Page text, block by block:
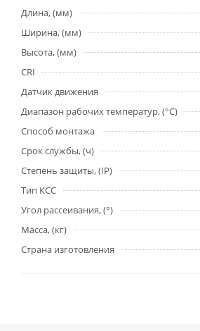
Длина, (мм)
Ширина, (мм)
Высота, (мм)
CRI
Датчик движения
Диапазон рабочих температур, (°С)
Способ монтажа
Срок службы, (ч)
Степень защиты, (IP)
Тип КСС
Угол рассеивания, (°)
Масса, (кг)
Страна изготовления